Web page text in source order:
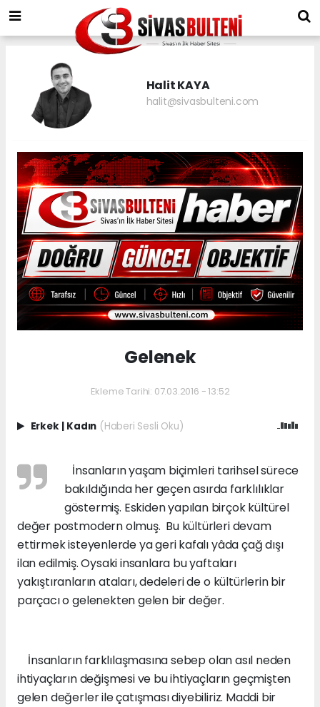
Halit KAYA
halit@sivasbulteni.com
Gelenek
Ekleme Tarihi: 07.03.2016 - 13:52
Erkek | Kadın (Haberi Sesli Oku)
İnsanların yaşam biçimleri tarihsel sürece
bakıldığında her geçen asırda farklılıklar
göstermiş. Eskiden yapılan birçok kültürel
değer postmodern olmuş. Bu kültürleri devam
ettirmek isteyenlerde ya geri kafalı yâda çağ dışı
ilan edilmiş. Oysaki insanlara bu yaftaları
yakıştıranların ataları, dedeleri de o kültürlerin bir
parçacı o gelenekten gelen bir değer.
İnsanların farklılaşmasına sebep olan asıl neden
ihtiyaçların değişmesi ve bu ihtiyaçların geçmişten
gelen değerler ile çatışması diyebiliriz. Maddi bir